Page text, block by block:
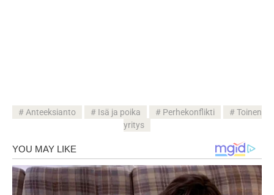
Anteeksianto Isä ja poika Perhekonflikti
Toinen
yritys